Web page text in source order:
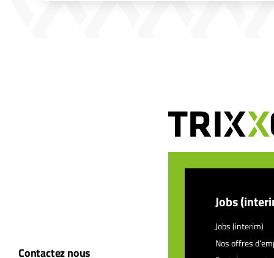
Contactez nous
Jobs
Jobs (interim)
Nos offres